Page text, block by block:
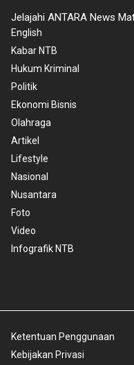
Jelajahi ANTARA News
English
Kabar NTB
Hukum Kriminal
Politik
Ekonomi Bisnis
Olahraga
Artikel
Lifestyle
Nasional
Nusantara
Foto
Video
Infografik NTB
Ketentuan Penggunaan
Kebijakan Privasi